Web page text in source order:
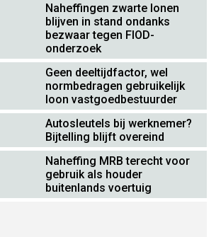
Naheffingen zwarte lonen
blijven in stand ondanks
bezwaar tegen FIOD-
onderzoek
Geen deeltijdfactor, wel
normbedragen gebruikelijk
loon vastgoedbestuurder
Autosleutels bij werknemer?
Bijtelling blijft overeind
Naheffing MRB terecht voor
gebruik als houder
buitenlands voertuig
Kirsten Roskam
Ognjen Soldat